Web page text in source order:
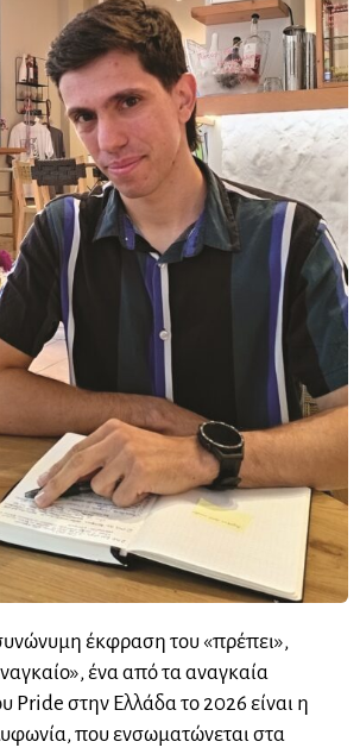
έκφραση του «πρέπει»,
ένα από τα αναγκαία
Pride στην Ελλάδα το 2026 είναι η
που ενσωματώνεται στα